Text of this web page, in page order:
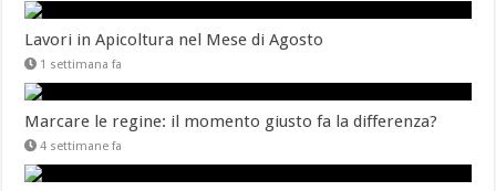
Lavori in Apicoltura nel Mese di Agosto
1 settimana fa
Marcare le regine: il momento giusto fa la differenza?
4 settimane fa